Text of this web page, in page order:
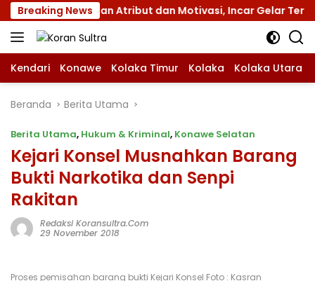
Langsung
ke
konten
Breaking News
XII dengan Atribut dan Motivasi, Incar Gelar Terbaik di
Kendari Konawe Kolaka Timur Kolaka Kolaka Utara
Beranda Berita Utama
Berita Utama, Hukum & Kriminal, Konawe Selatan
Kejari Konsel Musnahkan Barang
Bukti Narkotika dan Senpi
Rakitan
Redaksi Koransultra.com
29 November 2018
Proses pemisahan barang bukti Kejari Konsel Foto : Kasran